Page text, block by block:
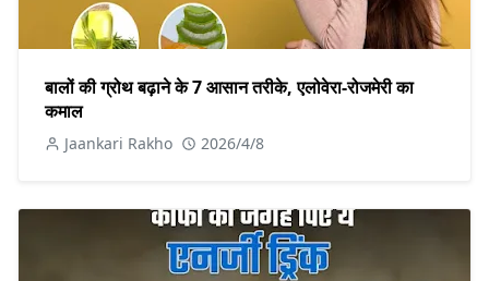
बालों की ग्रोथ बढ़ाने के 7 आसान तरीके, एलोवेरा-रोजमेरी का
कमाल
Jaankari Rakho 2026/4/8